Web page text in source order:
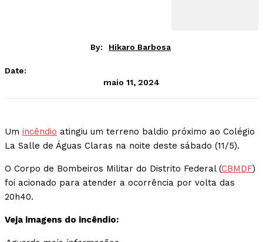
By: Hikaro Barbosa
Date:
maio 11, 2024
Um incêndio atingiu um terreno baldio próximo ao Colégio
La Salle de Águas Claras na noite deste sábado (11/5).
O Corpo de Bombeiros Militar do Distrito Federal (CBMDF)
foi acionado para atender a ocorrência por volta das
20h40.
Veja imagens do incêndio: